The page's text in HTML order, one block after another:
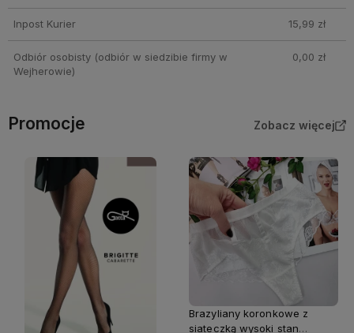
Inpost Kurier 15,99 zł
Odbiór osobisty(odbiór w siedzibie firmy w
Wejherowie)
0,00 zł
Promocje Zobacz więcej
Brazyliany koronkowe z
siateczką wysoki stan